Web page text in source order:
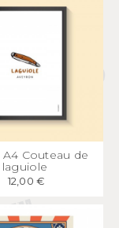
RAPIDE
A4 Couteau de
laguiole
12,00 €